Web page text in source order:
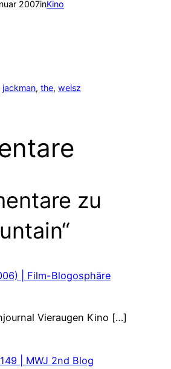
2007inKino
jackman, the, weisz
zu
| Film-Blogosphäre
Vieraugen Kino […]
| MWJ 2nd Blog